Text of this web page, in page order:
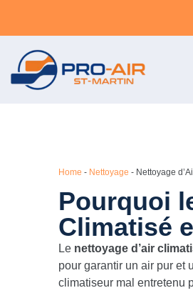
Home - Nettoyage - Nettoyage
Pourquoi
Climatisé
Le nettoyage d’air
pour garantir un air pur et
climatiseur mal entretenu